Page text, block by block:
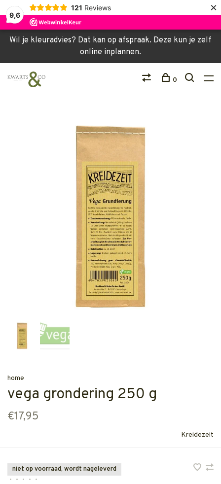
9,6
121 Reviews ×
Wil je kleuradvies? Dat kan op afspraak. Deze kun je zelf
online inplannen.
0
home
vega grondering 250 g
€17,95
Kreidezeit
niet op voorraad, wordt nageleverd
•
• • •
•